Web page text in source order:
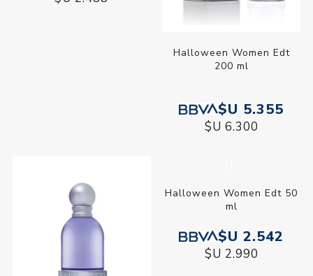
Halloween Women Edt
200 ml
$U 5.355
$U 6.300
Halloween Women Edt 50
ml
$U 2.542
$U 2.990